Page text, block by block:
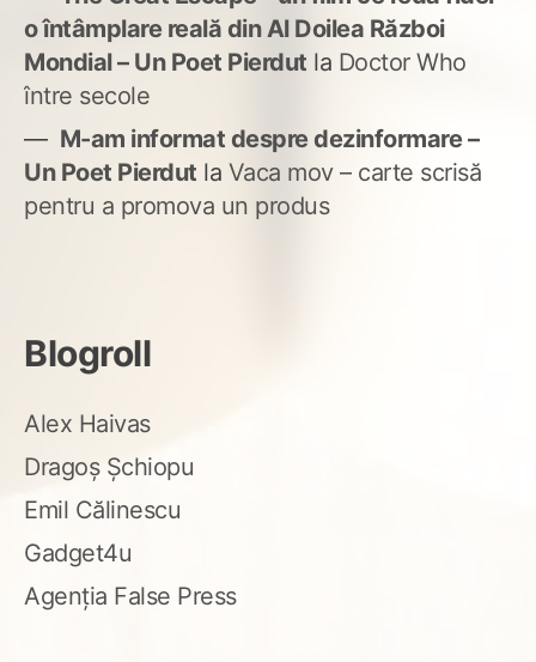
o întâmplare reală din Al Doilea Război
Mondial – Un Poet Pierdut la Doctor Who
între secole
M-am informat despre dezinformare –
Un Poet Pierdut la Vaca mov – carte scrisă
pentru a promova un produs
Blogroll
Alex Haivas
Dragoș Șchiopu
Emil Călinescu
Gadget4u
Agenția False Press